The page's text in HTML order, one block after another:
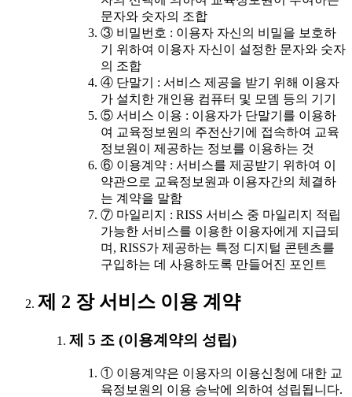
문자와 숫자의 조합
③ 비밀번호 : 이용자 자신의 비밀을 보호하
기 위하여 이용자 자신이 설정한 문자와 숫자
의 조합
④ 단말기 : 서비스 제공을 받기 위해 이용자
가 설치한 개인용 컴퓨터 및 모뎀 등의 기기
⑤ 서비스 이용 : 이용자가 단말기를 이용하
여 교육정보원의 주전산기에 접속하여 교육
정보원이 제공하는 정보를 이용하는 것
⑥ 이용계약 : 서비스를 제공받기 위하여 이
약관으로 교육정보원과 이용자간의 체결하
는 계약을 말함
⑦ 마일리지 : RISS 서비스 중 마일리지 적립
가능한 서비스를 이용한 이용자에게 지급되
며, RISS가 제공하는 특정 디지털 콘텐츠를
구입하는 데 사용하도록 만들어진 포인트
제 2 장 서비스 이용 계약
제 5 조 (이용계약의 성립)
① 이용계약은 이용자의 이용신청에 대한 교
육정보원의 이용 승낙에 의하여 성립됩니다.